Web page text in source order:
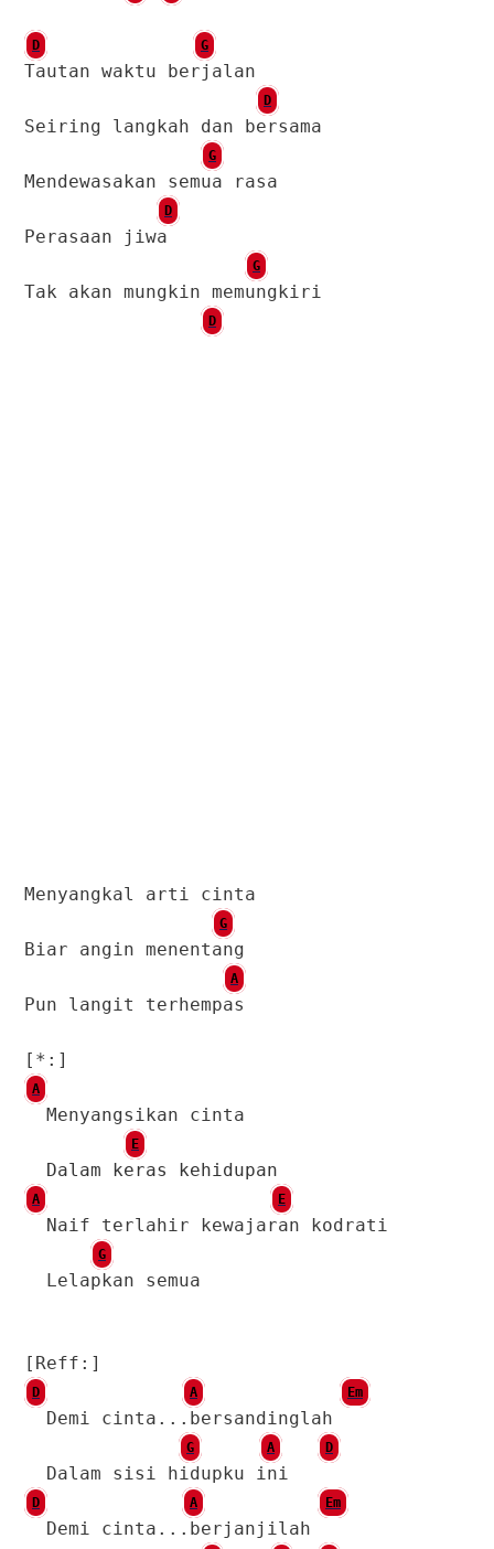
D G
Tautan waktu berjalan
D
Seiring langkah dan bersama
G
Mendewasakan semua rasa
D
Perasaan jiwa
G
Tak akan mungkin memungkiri
D
Menyangkal arti cinta
G
Biar angin menentang
A
Pun langit terhempas
[*:]
A
Menyangsikan cinta
E
Dalam keras kehidupan
A E
Naif terlahir kewajaran kodrati
G
Lelapkan semua
[Reff:]
D A Em
Demi cinta...bersandinglah
G A D
Dalam sisi hidupku ini
D A Em
Demi cinta...berjanjilah